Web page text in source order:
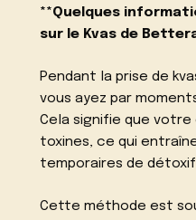
**Quelques
sur le Kvas de
Pendant la prise de
vous ayez par
Cela signifie que votre
toxines, ce qui
temporaires de
Cette méthode est